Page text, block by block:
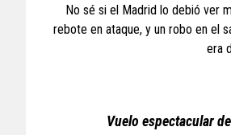
No sé si el Madrid lo debió ver
rebote en ataque, y un robo en el
era
Vuelo espectacular